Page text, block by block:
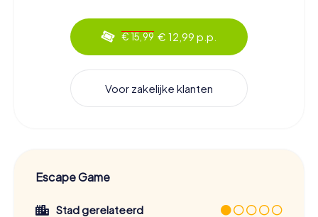
€ 15,99 € 12,99 p.p.
Voor zakelijke klanten
Escape Game
Stad gerelateerd